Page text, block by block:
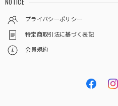
NOTICE
プライバシーポリシー
特定商取引法に基づく表記
会員規約